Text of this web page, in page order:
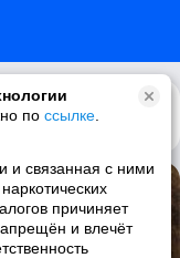
по ссылке
и связанная с ними
причиняет
и влечёт